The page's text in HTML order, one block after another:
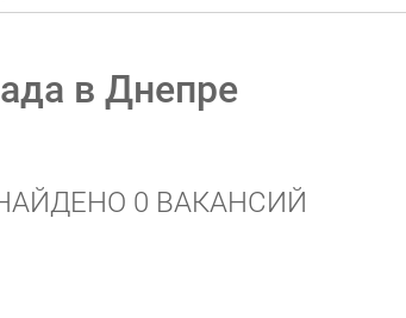
в Днепре
0 ВАКАНСИЙ